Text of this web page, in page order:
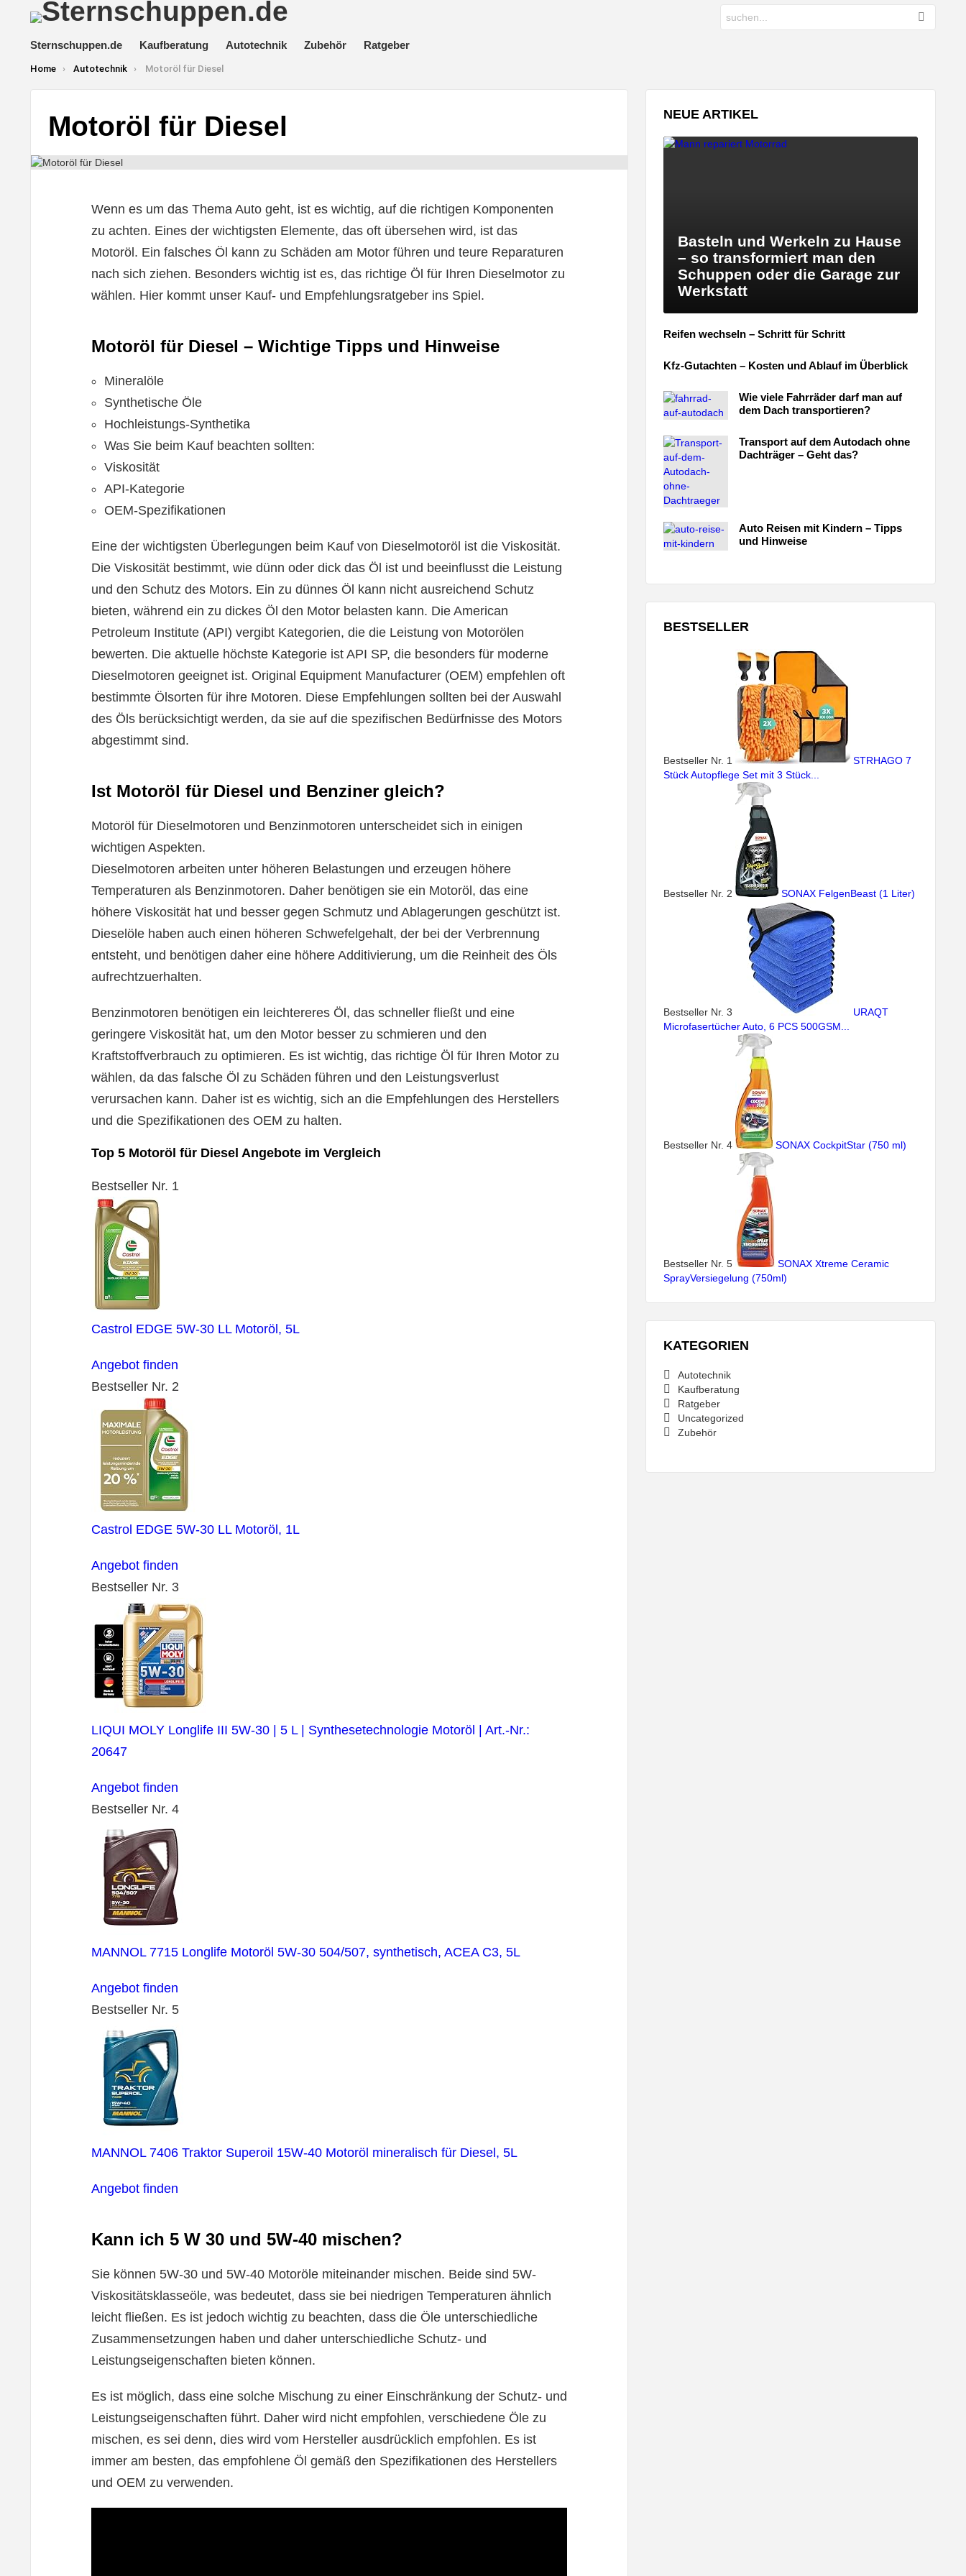
for:
Sternschuppen.de Kaufberatung Autotechnik Zubehör Ratgeber
You are here:
Home Autotechnik Motoröl für Diesel
Motoröl für Diesel
Wenn es um das Thema Auto geht, ist es wichtig, auf die richtigen Komponenten
zu achten. Eines der wichtigsten Elemente, das oft übersehen wird, ist das
Motoröl. Ein falsches Öl kann zu Schäden am Motor führen und teure Reparaturen
nach sich ziehen. Besonders wichtig ist es, das richtige Öl für Ihren Dieselmotor zu
wählen. Hier kommt unser Kauf- und Empfehlungsratgeber ins Spiel.
Motoröl für Diesel – Wichtige Tipps und Hinweise
Mineralöle
Synthetische Öle
Hochleistungs-Synthetika
Was Sie beim Kauf beachten sollten:
Viskosität
API-Kategorie
OEM-Spezifikationen
Eine der wichtigsten Überlegungen beim Kauf von Dieselmotoröl ist die Viskosität.
Die Viskosität bestimmt, wie dünn oder dick das Öl ist und beeinflusst die Leistung
und den Schutz des Motors. Ein zu dünnes Öl kann nicht ausreichend Schutz
bieten, während ein zu dickes Öl den Motor belasten kann. Die American
Petroleum Institute (API) vergibt Kategorien, die die Leistung von Motorölen
bewerten. Die aktuelle höchste Kategorie ist API SP, die besonders für moderne
Dieselmotoren geeignet ist. Original Equipment Manufacturer (OEM) empfehlen oft
bestimmte Ölsorten für ihre Motoren. Diese Empfehlungen sollten bei der Auswahl
des Öls berücksichtigt werden, da sie auf die spezifischen Bedürfnisse des Motors
abgestimmt sind.
Ist Motoröl für Diesel und Benziner gleich?
Motoröl für Dieselmotoren und Benzinmotoren unterscheidet sich in einigen
wichtigen Aspekten.
Dieselmotoren arbeiten unter höheren Belastungen und erzeugen höhere
Temperaturen als Benzinmotoren. Daher benötigen sie ein Motoröl, das eine
höhere Viskosität hat und besser gegen Schmutz und Ablagerungen geschützt ist.
Dieselöle haben auch einen höheren Schwefelgehalt, der bei der Verbrennung
entsteht, und benötigen daher eine höhere Additivierung, um die Reinheit des Öls
aufrechtzuerhalten.
Benzinmotoren benötigen ein leichtereres Öl, das schneller fließt und eine
geringere Viskosität hat, um den Motor besser zu schmieren und den
Kraftstoffverbrauch zu optimieren. Es ist wichtig, das richtige Öl für Ihren Motor zu
wählen, da das falsche Öl zu Schäden führen und den Leistungsverlust
verursachen kann. Daher ist es wichtig, sich an die Empfehlungen des Herstellers
und die Spezifikationen des OEM zu halten.
Top 5 Motoröl für Diesel Angebote im Vergleich
Bestseller Nr. 1
Castrol EDGE 5W-30 LL Motoröl, 5L
Angebot finden
Bestseller Nr. 2
Castrol EDGE 5W-30 LL Motoröl, 1L
Angebot finden
Bestseller Nr. 3
LIQUI MOLY Longlife III 5W-30 | 5 L | Synthesetechnologie Motoröl | Art.-Nr.:
20647
Angebot finden
Bestseller Nr. 4
MANNOL 7715 Longlife Motoröl 5W-30 504/507, synthetisch, ACEA C3, 5L
Angebot finden
Bestseller Nr. 5
MANNOL 7406 Traktor Superoil 15W-40 Motoröl mineralisch für Diesel, 5L
Angebot finden
Kann ich 5 W 30 und 5W-40 mischen?
Sie können 5W-30 und 5W-40 Motoröle miteinander mischen. Beide sind 5W-
Viskositätsklasseöle, was bedeutet, dass sie bei niedrigen Temperaturen ähnlich
leicht fließen. Es ist jedoch wichtig zu beachten, dass die Öle unterschiedliche
Zusammensetzungen haben und daher unterschiedliche Schutz- und
Leistungseigenschaften bieten können.
Es ist möglich, dass eine solche Mischung zu einer Einschränkung der Schutz- und
Leistungseigenschaften führt. Daher wird nicht empfohlen, verschiedene Öle zu
mischen, es sei denn, dies wird vom Hersteller ausdrücklich empfohlen. Es ist
immer am besten, das empfohlene Öl gemäß den Spezifikationen des Herstellers
und OEM zu verwenden.
NEUE ARTIKEL
Basteln und Werkeln zu Hause
– so transformiert man den
Schuppen oder die Garage zur
Werkstatt
Reifen wechseln – Schritt für Schritt
Kfz-Gutachten – Kosten und Ablauf im Überblick
Wie viele Fahrräder darf man auf
dem Dach transportieren?
Transport auf dem Autodach ohne
Dachträger – Geht das?
Auto Reisen mit Kindern – Tipps
und Hinweise
BESTSELLER
Bestseller Nr. 1
STRHAGO 7
Stück Autopflege Set mit 3 Stück...
Bestseller Nr. 2 SONAX FelgenBeast (1 Liter)
Bestseller Nr. 3
URAQT
Microfasertücher Auto, 6 PCS 500GSM...
Bestseller Nr. 4 SONAX CockpitStar (750 ml)
Bestseller Nr. 5
SONAX Xtreme Ceramic
SprayVersiegelung (750ml)
KATEGORIEN
Autotechnik
Kaufberatung
Ratgeber
Uncategorized
Zubehör